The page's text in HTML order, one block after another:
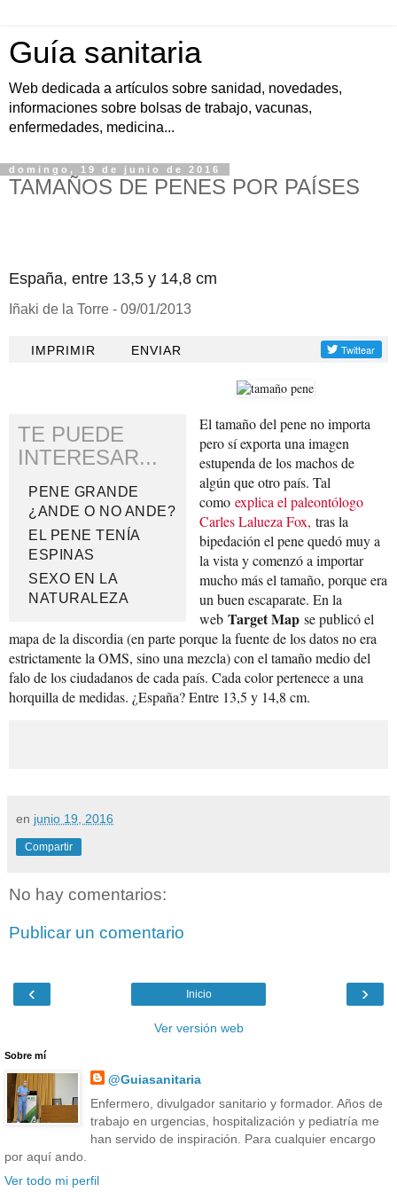
Guía sanitaria
Web dedicada a artículos sobre sanidad, novedades,
informaciones sobre bolsas de trabajo, vacunas,
enfermedades, medicina...
domingo, 19 de junio de 2016
TAMAÑOS DE PENES POR PAÍSES
España, entre 13,5 y 14,8 cm
Iñaki de la Torre - 09/01/2013
IMPRIMIR ENVIAR
TE PUEDE
INTERESAR...
PENE GRANDE
¿ANDE O NO ANDE?
EL PENE TENÍA
ESPINAS
SEXO EN LA
NATURALEZA
El tamaño del pene no importa
pero sí exporta una imagen
estupenda de los machos de
algún que otro país. Tal
como explica el paleontólogo
Carles Lalueza Fox, tras la
bipedación el pene quedó muy a
la vista y comenzó a importar
mucho más el tamaño, porque era
un buen escaparate. En la
web Target Map se publicó el
mapa de la discordia (en parte porque la fuente de los datos no era
estrictamente la OMS, sino una mezcla) con el tamaño medio del
falo de los ciudadanos de cada país. Cada color pertenece a una
horquilla de medidas. ¿España? Entre 13,5 y 14,8 cm.
en junio 19, 2016
Compartir
No hay comentarios:
Publicar un comentario
‹ ›
Inicio
Ver versión web
Sobre mí
@Guiasanitaria
Enfermero, divulgador sanitario y formador. Años de
trabajo en urgencias, hospitalización y pediatría me
han servido de inspiración. Para cualquier encargo
por aquí ando.
Ver todo mi perfil